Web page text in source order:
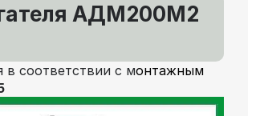
АДМ200М2
соответствии с монтажным